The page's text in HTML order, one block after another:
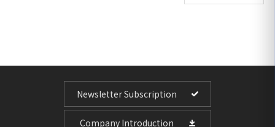
Newsletter Subscription
Company Introduction